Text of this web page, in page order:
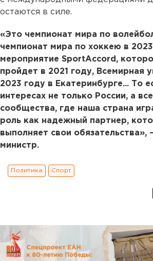
остаются в силе.
«Это чемпионат мира по
чемпионат мира по хоккею в
мероприятие SportAccord,
пройдет в 2021 году, Всемирная
2023 году в Екатеринбурге... То
интересах не только России, а
сообщества, где наша страна
роль как надежный партнер,
выполняет свои обязательства»,
министр.
Политика Спорт